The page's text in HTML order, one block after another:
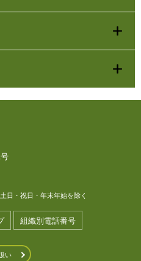
日・祝日・年末年始を除く
組織別電話番号
い